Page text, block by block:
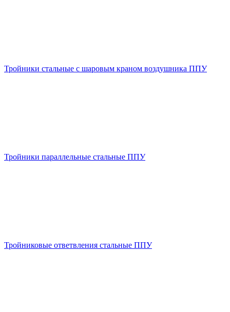
Тройники стальные с шаровым краном воздушника ППУ
Тройники параллельные стальные ППУ
Тройниковые ответвления стальные ППУ